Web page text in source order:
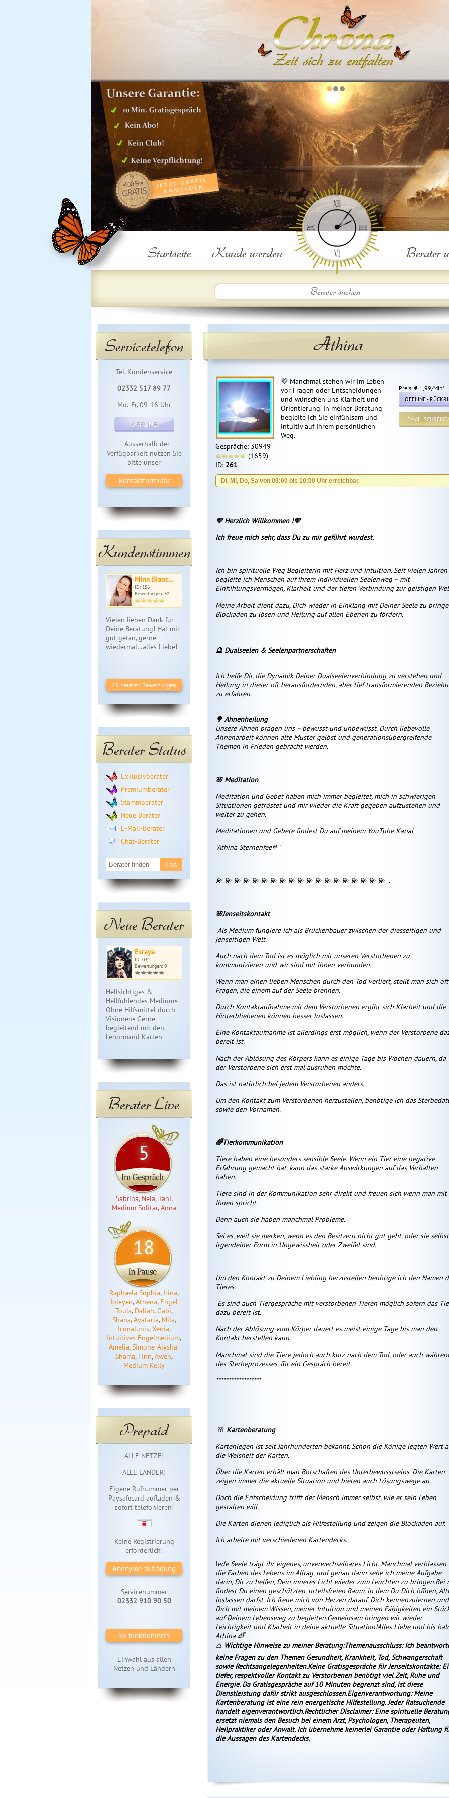
Startseite Kunde werden Berater
Servicetelefon
Tel. Kundenservice
02332 517 89 77
Mo.- Fr. 09-16 Uhr
OFFLINE
Ausserhalb der
Verfügbarkeit nutzen Sie
bitte unser
Kontaktformular
Kundenstimmen
Mina Bianc…
ID: 156
Bewertungen: 32
Vielen lieben Dank für
Deine Beratung! Hat mir
gut getan, gerne
wiedermal…alles Liebe!
25 neusten Bewertungen
Berater Status
Exklusivberater
Premiumberater
Stammberater
Neue Berater
E-Mail-Berater
Chat-Berater
Neue Berater
Esraya
ID: 034
Bewertungen: 0
Hellsichtiges &
Hellfühlendes Medium•
Ohne Hilfsmittel durch
Visionen• Gerne
begleitend mit den
Lenormand Karten
Intuitives…
ID: 315
Bewertungen: 20
Intuitives Engelmedium,
Auflösung von negativen
Energien und
energetischen Angriffen,
Seelen Rückhol…
Shelly
ID: 125
Bewertungen: 10
***Liebevolle, treffsichere
Beratung zu Ihren
Themen*** Prof.
Rundumblick ohne
Vorabinfo** Liebe, …
Seelentrö…
ID: 017
Lenormand- Karten. Du
die Zukunft riskieren oder
Klarh…
Berater Live
5
Sabrina, Nela,Tani,
Medium Solitär,Anna
18
Raphaela Sophia, Irina,
Joleyen,Athena, Engel
Toula, Daliah,Gabi,
Shana,Avataria, Mila,
Iconalunis,Xenia,
Intuitives Engelmedium,
Amelia,Simone-Alysha-
Shama, Finn,Awen,
Medium Kelly
Prepaid
Sofortzugang
ALLE NETZE!
ALLE LÄNDER!
Eigene Rufnummer per
Paysafecard aufladen &
sofort telefonieren!
Keine Registrierung
erforderlich!
Anonyme aufladung
Servicenummer
02332 910 90 50
So funktioniert's
Einwahl aus allen
Netzen und Ländern
Athina
💜 Manchmal stehen wir im Leben
vor Fragen oder Entscheidungen
und wünschen uns Klarheit und
Orientierung. In meiner Beratung
begleite ich Sie einfühlsam und
intuitiv auf Ihrem persönlichen
Weg.
Preis: € 1,99/Min*
OFFLINE -
EMAIL
Gespräche: 30949
(1659)
ID: 261
Di, Mi, Do, Sa von 09:00 bis 10:00 Uhr erreichbar.
💜 Herzlich Willkommen !💜
Ich freue mich sehr, dass Du zu mir geführt wurdest.
Ich bin spirituelle Weg Begleiterin mit Herz und Intuition. Seit vielen Jahren
begleite ich Menschen auf ihrem individuellen Seelenweg – mit
Einfühlungsvermögen, Klarheit und der tiefen Verbindung zur geistigen
Meine Arbeit dient dazu, Dich wieder in Einklang mit Deiner Seele zu
Blockaden zu lösen und Heilung auf allen Ebenen zu fördern.
🔮 Dualseelen & Seelenpartnerschaften
Ich helfe Dir, die Dynamik Deiner Dualseelenverbindung zu verstehen und
Heilung in dieser oft herausfordernden, aber tief transformierenden
zu erfahren.
🌳 Ahnenheilung
Unsere Ahnen prägen uns – bewusst und unbewusst. Durch liebevolle
Ahnenarbeit können alte Muster gelöst und generationsübergreifende
Themen in Frieden gebracht werden.
🌸 Meditation
Meditation und Gebet haben mich immer begleitet, mich in schwierigen
Situationen getröstet und mir wieder die Kraft gegeben aufzustehen und
weiter zu gehen.
Meditationen und Gebete findest Du auf meinem YouTube Kanal
"Athina Sternenfee® "
💫 💫 💫 💫 💫 💫 💫 💫 💫 💫 💫 💫 💫 💫 💫 💫 💫 💫 💫 .
🌸Jenseitskontakt
Als Medium fungiere ich als Brückenbauer zwischen der diesseitigen und
jenseitigen Welt.
Auch nach dem Tod ist es möglich mit unseren Verstorbenen zu
kommunizieren und wir sind mit ihnen verbunden.
Wenn man einen lieben Menschen durch den Tod verliert, stellt man sich oft
Fragen, die einem auf der Seele brennen.
Durch Kontaktaufnahme mit dem Verstorbenen ergibt sich Klarheit und die
Hinterbliebenen können besser loslassen.
Eine Kontaktaufnahme ist allerdings erst möglich, wenn der Verstorbene
bereit ist.
Nach der Ablösung des Körpers kann es einige Tage bis Wochen dauern, da
der Verstorbene sich erst mal ausruhen möchte.
Das ist natürlich bei jedem Verstorbenen anders.
Um den Kontakt zum Verstorbenen herzustellen, benötige ich das
sowie den Vornamen.
🌈Tierkommunikation
Tiere haben eine besonders sensible Seele. Wenn ein Tier eine negative
Erfahrung gemacht hat, kann das starke Auswirkungen auf das Verhalten
haben.
Tiere sind in der Kommunikation sehr direkt und freuen sich wenn man mit
Ihnen spricht.
Denn auch sie haben manchmal Probleme.
Sei es, weil sie merken, wenn es den Besitzern nicht gut geht, oder sie
irgendeiner Form in Ungewissheit oder Zweifel sind.
Um den Kontakt zu Deinem Liebling herzustellen benötige ich den Namen
Tieres.
Es sind auch Tiergespräche mit verstorbenen Tieren möglich sofern das
dazu bereit ist.
Nach der Ablösung vom Körper dauert es meist einige Tage bis man den
Kontakt herstellen kann.
Manchmal sind die Tiere jedoch auch kurz nach dem Tod, oder auch
des Sterbeprozesses, für ein Gespräch bereit.
******************
🌸 Kartenberatung
Kartenlegen ist seit Jahrhunderten bekannt. Schon die Könige legten Wert
die Weisheit der Karten.
Über die Karten erhält man Botschaften des Unterbewusstseins. Die Karten
zeigen immer die aktuelle Situation und bieten auch Lösungswege an.
Doch die Entscheidung trifft der Mensch immer selbst, wie er sein Leben
gestalten will.
Die Karten dienen lediglich als Hilfestellung und zeigen die Blockaden auf.
Ich arbeite mit verschiedenen Kartendecks.
Jede Seele trägt ihr eigenes, unverwechselbares Licht. Manchmal verblassen
die Farben des Lebens im Alltag, und genau dann sehe ich meine Aufgabe
darin, Dir zu helfen, Dein inneres Licht wieder zum Leuchten zu bringen.Bei
findest Du einen geschützten, urteilsfreien Raum, in dem Du Dich öffnen,
loslassen darfst. Ich freue mich von Herzen darauf, Dich kennenzulernen und
Dich mit meinem Wissen, meiner Intuition und meinen Fähigkeiten ein
auf Deinem Lebensweg zu begleiten.Gemeinsam bringen wir wieder
Leichtigkeit und Klarheit in deine aktuelle Situation!Alles Liebe und bis
Athina 🌈
⚠️ Wichtige Hinweise zu meiner Beratung:Themenausschluss: Ich
keine Fragen zu den Themen Gesundheit, Krankheit, Tod, Schwangerschaft
sowie Rechtsangelegenheiten.Keine Gratisgespräche für Jenseitskontakte:
tiefer, respektvoller Kontakt zu Verstorbenen benötigt viel Zeit, Ruhe und
Energie. Da Gratisgespräche auf 10 Minuten begrenzt sind, ist diese
Dienstleistung dafür strikt ausgeschlossen.Eigenverantwortung: Meine
Kartenberatung ist eine rein energetische Hilfestellung. Jeder Ratsuchende
handelt eigenverantwortlich.Rechtlicher Disclaimer: Eine spirituelle
ersetzt niemals den Besuch bei einem Arzt, Psychologen, Therapeuten,
Heilpraktiker oder Anwalt. Ich übernehme keinerlei Garantie oder Haftung
die Aussagen des Kartendecks.